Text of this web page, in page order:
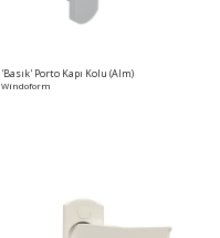
'Basık' Porto Kapı Kolu (Alm)
Windoform